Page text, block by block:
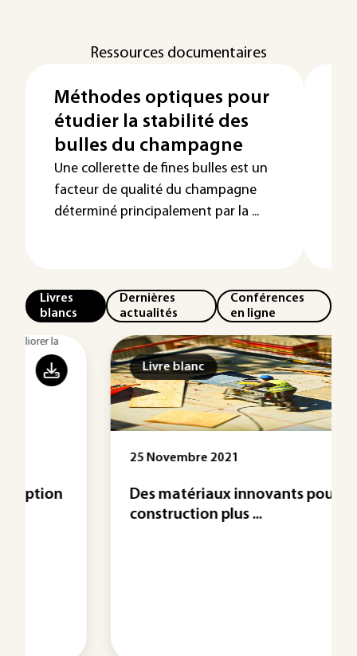
Ressources documentaires
Méthodes optiques pour
étudier la stabilité des
bulles du champagne
Une collerette de fines bulles est un
facteur de qualité du champagne
déterminé principalement par la ...
Livres
blancs
Dernières
actualités
Conférences
en ligne
Livre blanc
25 Novembre 2021
Des matériaux innovants pour une
construction plus ...